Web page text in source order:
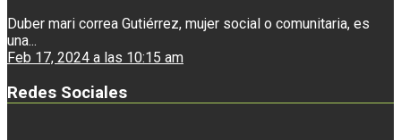
Duber mari correa Gutiérrez, mujer social o comunitaria, es
una...
Feb 17, 2024 a las 10:15 am
Redes Sociales